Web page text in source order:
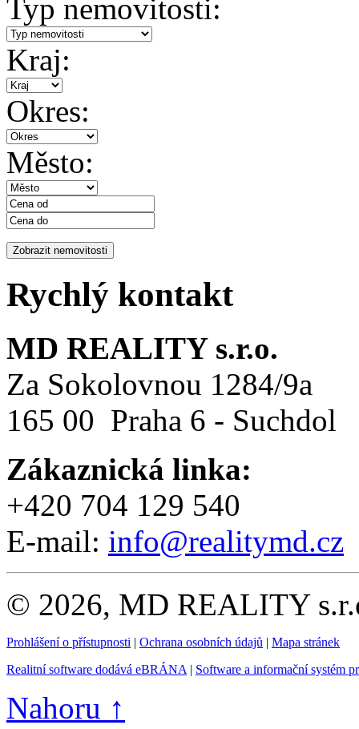
Typ nemovitosti:
Kraj:
Okres:
Město:
Rychlý kontakt
MD REALITY s.r.o.
Za Sokolovnou 1284/9a
165 00 Praha 6 - Suchdol
Zákaznická linka:
+420 704 129 540
E-mail: info@realitymd.cz
© 2026, MD REALITY
Prohlášení o přístupnosti | Ochrana osobních údajů | Mapa stránek
Realitní software dodává eBRÁNA | Software a informační systém
Nahoru ↑